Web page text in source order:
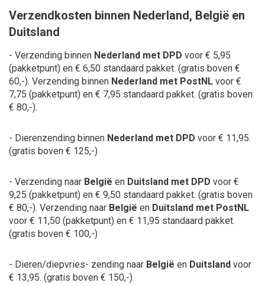
Verzendkosten binnen Nederland, België en
Duitsland
- Verzending binnen Nederland met DPD voor € 5,95
(pakketpunt) en € 6,50 standaard pakket. (gratis boven €
60,-). Verzending binnen Nederland met PostNL voor €
7,75 (pakketpunt) en € 7,95 standaard pakket. (gratis boven
€ 80,-).
- Dierenzending binnen Nederland met DPD voor € 11,95.
(gratis boven € 125,-)
- Verzending naar België en Duitsland met DPD voor €
9,25 (pakketpunt) en € 9,50 standaard pakket. (gratis boven
€ 80,-). Verzending naar België en Duitsland met PostNL
voor € 11,50 (pakketpunt) en € 11,95 standaard pakket.
(gratis boven € 100,-)
- Dieren/diepvries- zending naar België en Duitsland voor
€ 13,95. (gratis boven € 150,-)